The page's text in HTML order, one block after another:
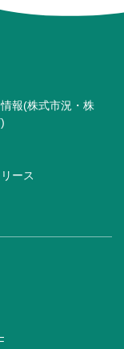
報(株式市況・株
ース